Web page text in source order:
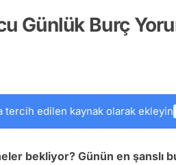
Günlük Burç
tercih edilen kaynak olarak ekleyin
bekliyor? Günün en şanslı